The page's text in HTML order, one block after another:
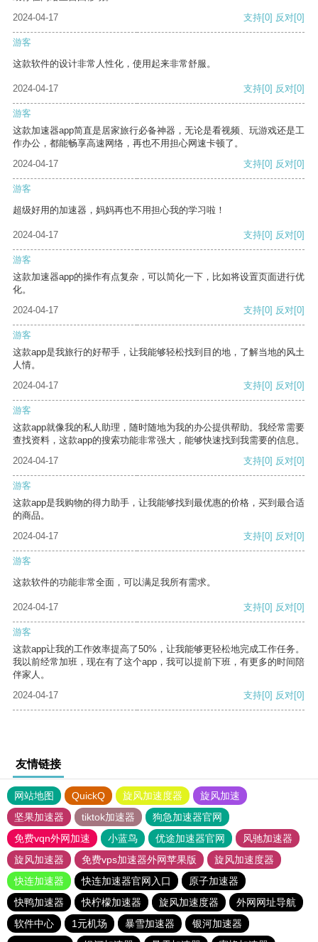
2024-04-17
支持[0] 反对[0]
游客
这款软件的设计非常人性化，使用起来非常舒服。
2024-04-17 支持[0] 反对[0]
游客
这款加速器app简直是居家旅行必备神器，无论是看视频、玩游戏还是工
作办公，都能畅享高速网络，再也不用担心网速卡顿了。
2024-04-17
支持[0] 反对[0]
游客
超级好用的加速器，妈妈再也不用担心我的学习啦！
2024-04-17 支持[0] 反对[0]
游客
这款加速器app的操作有点复杂，可以简化一下，比如将设置页面进行优
化。
2024-04-17
支持[0] 反对[0]
游客
这款app是我旅行的好帮手，让我能够轻松找到目的地，了解当地的风土
人情。
2024-04-17
支持[0] 反对[0]
游客
这款app就像我的私人助理，随时随地为我的办公提供帮助。我经常需要
查找资料，这款app的搜索功能非常强大，能够快速找到我需要的信息。
2024-04-17
支持[0] 反对[0]
游客
这款app是我购物的得力助手，让我能够找到最优惠的价格，买到最合适
的商品。
2024-04-17
支持[0] 反对[0]
游客
这款软件的功能非常全面，可以满足我所有需求。
2024-04-17 支持[0] 反对[0]
游客
这款app让我的工作效率提高了50%，让我能够更轻松地完成工作任务。
我以前经常加班，现在有了这个app，我可以提前下班，有更多的时间陪
伴家人。
2024-04-17
支持[0] 反对[0]
友情链接
网站地图 QuickQ 旋风加速度器
旋风加速
坚果加速器
tiktok加速器
狗急加速器官网
免费vqn外网加速
小蓝鸟 优途加速器官网
风驰加速器
旋风加速器
免费vps加速器外网苹果版
旋风加速度器
快连加速器
快连加速器官网入口
原子加速器
快鸭加速器
快柠檬加速器 旋风加速度器
外网网址导航
软件中心
1元机场 暴雪加速器
银河加速器